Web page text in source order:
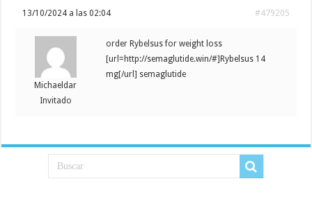
13/10/2024 a las 02:04 #479205
Michaeldar
Invitado
order Rybelsus for weight loss
[url=http://semaglutide.win/#]Rybelsus 14
mg[/url] semaglutide